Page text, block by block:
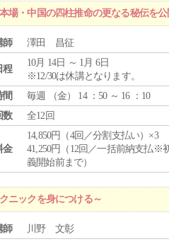
場・中国の四柱推命の更なる秘伝を
師 澤田 昌征
程
10月 14日 ～ 1月 6日
※12/30は休講となります。
間
毎週 （金） 14 ：50 ～ 16 ：10
数
全12回
金
14,850円（4回／分割支払い）×3
41,250円（12回／一括前納支払※
義開始前まで）
ニックを身につける～
師
川野 文彰